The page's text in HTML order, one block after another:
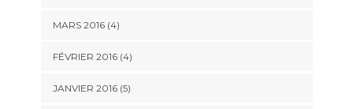
MARS 2016(4)
FÉVRIER 2016(4)
JANVIER 2016(5)